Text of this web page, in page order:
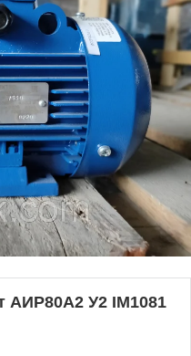
АИР80А2 У2 IM1081